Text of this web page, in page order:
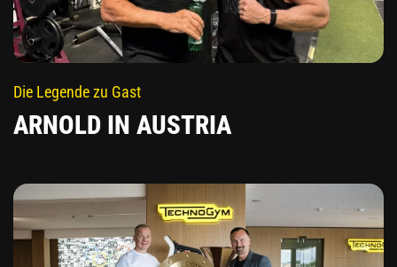
Die Legende zu Gast
ARNOLD IN AUSTRIA